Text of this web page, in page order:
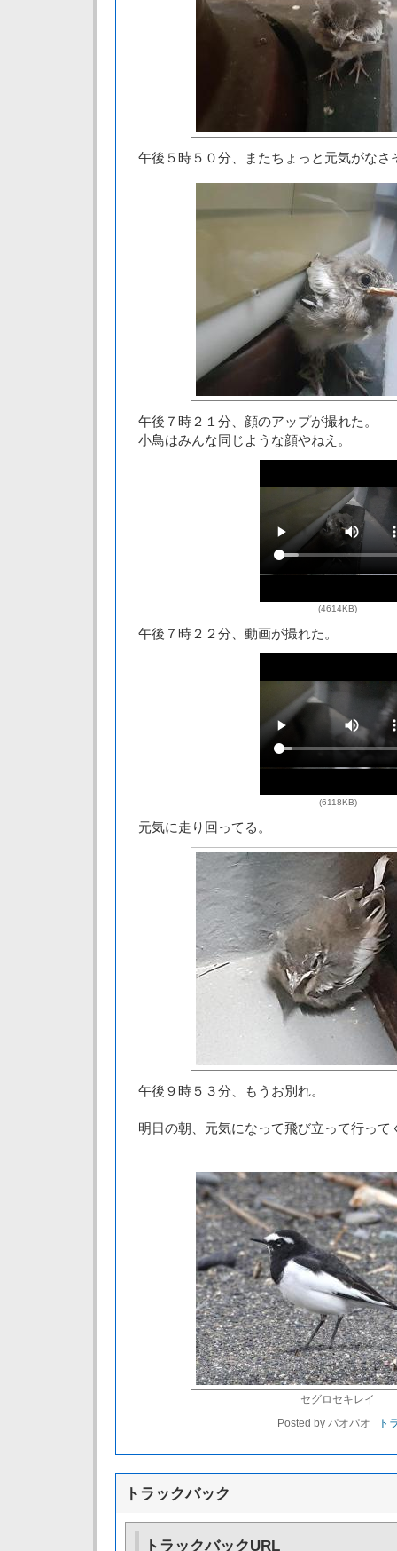
午後５時５０分、またちょっと元気がなさ
午後７時２１分、顔のアップが撮れた。
小鳥はみんな同じような顔やねえ。
(4614KB)
午後７時２２分、動画が撮れた。
(6118KB)
元気に走り回ってる。
午後９時５３分、もうお別れ。
明日の朝、元気になって飛び立って行って
セグロセキレイ
Posted by パオパオ
ト
トラックバック
トラックバックURL